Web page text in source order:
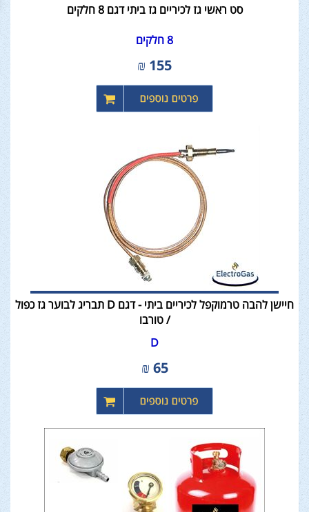
סט ראשי גז לכיריים גז ביתי דגם 8 חלקים
8 חלקים
155
₪
חיישן להבה טרמוקפל לכיריים ביתי - דגם D תבריג לבוער גז כפול
/ טורבו
D
65
₪